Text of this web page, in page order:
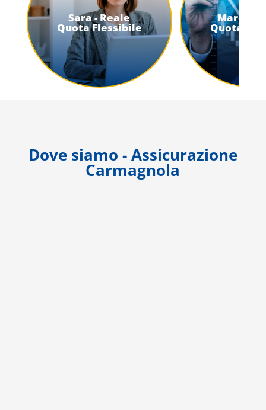
Sara - Reale
Quota Flessibile
Marco -
Quota
Dove siamo - Assicurazione
Carmagnola